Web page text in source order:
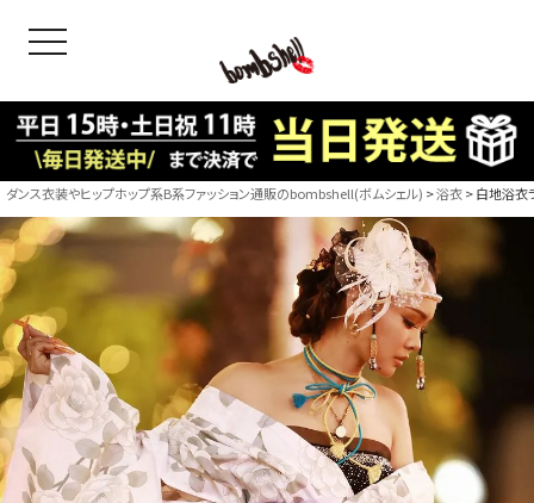
toggle navigation
B/bomb
ダンス衣装やヒップホップ系B系ファッション通販のbombshell(ボムシェル) 浴衣 白地浴衣